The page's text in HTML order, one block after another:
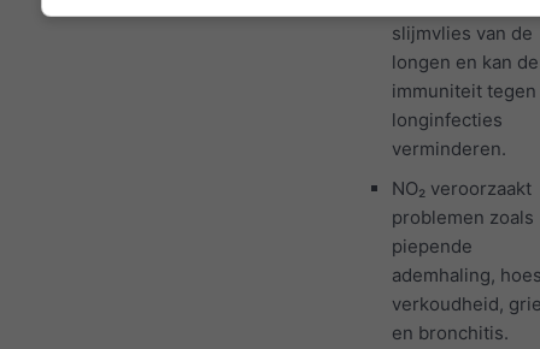
slijmvlies van de
longen en kan de
immuniteit tegen
longinfecties
verminderen.
NO₂ veroorzaakt
problemen zoals
piepende
ademhaling,
verkoudheid,
en bronchitis.